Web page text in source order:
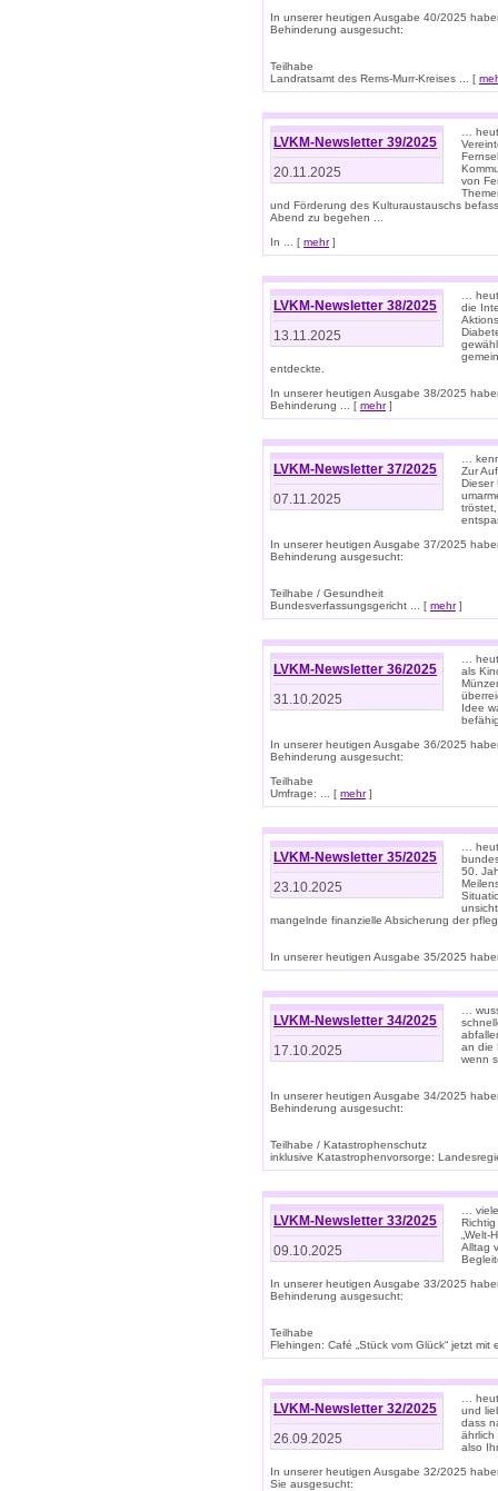
In unserer heutigen Ausgabe 40/2025
Behinderung ausgesucht:
Teilhabe
Landratsamt des Rems-Murr-Kreises ... [
LVKM-Newsletter 39/2025
20.11.2025
…
von
und Förderung des Kulturaustauschs
Abend zu begehen ...
In ... [ mehr]
LVKM-Newsletter 38/2025
13.11.2025
…
die
entdeckte.
In unserer heutigen Ausgabe 38/2025
Behinderung ... [ mehr]
LVKM-Newsletter 37/2025
07.11.2025
…
Zur
Dieser
In unserer heutigen Ausgabe 37/2025
Behinderung ausgesucht:
Teilhabe / Gesundheit
Bundesverfassungsgericht ... [ mehr]
LVKM-Newsletter 36/2025
31.10.2025
…
als
Idee
In unserer heutigen Ausgabe 36/2025
Behinderung ausgesucht:
Teilhabe
Umfrage: ... [ mehr]
LVKM-Newsletter 35/2025
23.10.2025
…
50.
mangelnde finanzielle Absicherung der
In unserer heutigen Ausgabe 35/2025
LVKM-Newsletter 34/2025
17.10.2025
…
an die
wenn
In unserer heutigen Ausgabe 34/2025
Behinderung ausgesucht:
Teilhabe / Katastrophenschutz
inklusive Katastrophenvorsorge:
LVKM-Newsletter 33/2025
09.10.2025
…
Alltag
In unserer heutigen Ausgabe 33/2025
Behinderung ausgesucht:
Teilhabe
Flehingen: Café „Stück vom Glück“ jetzt mit
LVKM-Newsletter 32/2025
26.09.2025
…
und
dass
ährlich
also
In unserer heutigen Ausgabe 32/2025
Sie ausgesucht: